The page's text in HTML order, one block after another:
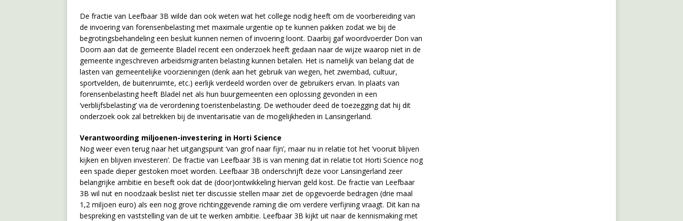
De fractie van Leefbaar 3B wilde dan ook weten wat het college nodig heeft om de voorbereiding van
de invoering van forensenbelasting met maximale urgentie op te kunnen pakken zodat we bij de
begrotingsbehandeling een besluit kunnen nemen of invoering loont. Daarbij gaf woordvoerder Don van
Doorn aan dat de gemeente Bladel recent een onderzoek heeft gedaan naar de wijze waarop niet in de
gemeente ingeschreven arbeidsmigranten belasting kunnen betalen. Het is namelijk van belang dat de
lasten van gemeentelijke voorzieningen (denk aan het gebruik van wegen, het zwembad, cultuur,
sportvelden, de buitenruimte, etc.) eerlijk verdeeld worden over de gebruikers ervan. In plaats van
forensenbelasting heeft Bladel net als hun buurgemeenten een oplossing gevonden in een
‘verblijfsbelasting’ via de verordening toeristenbelasting. De wethouder deed de toezegging dat hij dit
onderzoek ook zal betrekken bij de inventarisatie van de mogelijkheden in Lansingerland.
Verantwoording miljoenen-investering in Horti Science
Nog weer even terug naar het uitgangspunt ‘van grof naar fijn’, maar nu in relatie tot het ‘vooruit blijven
kijken en blijven investeren’. De fractie van Leefbaar 3B is van mening dat in relatie tot Horti Science nog
een spade dieper gestoken moet worden. Leefbaar 3B onderschrijft deze voor Lansingerland zeer
belangrijke ambitie en beseft ook dat de (door)ontwikkeling hiervan geld kost. De fractie van Leefbaar
3B wil nut en noodzaak beslist niet ter discussie stellen maar ziet de opgevoerde bedragen (drie maal
1,2 miljoen euro) als een nog grove richtinggevende raming die om verdere verfijning vraagt. Dit kan na
bespreking en vaststelling van de uit te werken ambitie. Leefbaar 3B kijkt uit naar de kennismaking met